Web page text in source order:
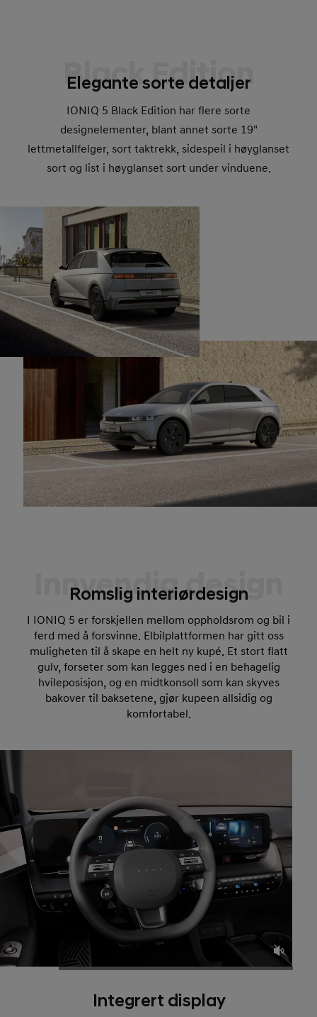
Black Edition
Elegante sorte detaljer
IONIQ 5 Black Edition har flere sorte
designelementer, blant annet sorte 19"
lettmetallfelger, sort taktrekk, sidespeil i høyglanset
sort og list i høyglanset sort under vinduene.
Innvendig design
Romslig interiørdesign
I IONIQ 5 er forskjellen mellom oppholdsrom og bil i
ferd med å forsvinne. Elbilplattformen har gitt oss
muligheten til å skape en helt ny kupé. Et stort flatt
gulv, forseter som kan legges ned i en behagelig
hvileposisjon, og en midtkonsoll som kan skyves
bakover til baksetene, gjør kupeen allsidig og
komfortabel.
Integrert display